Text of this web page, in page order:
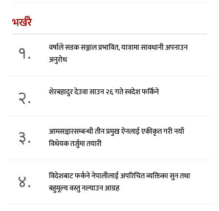
भर्खरै
१.
वर्षाले सडक सञ्जाल प्रभावित, यात्रामा सावधानी अपनाउन
अनुरोध
२. शेरबहादुर देउवा साउन २६ गते स्वदेश फर्किने
३.
आमसञ्चारसम्बन्धी तीन प्रमुख ऐनलाई एकीकृत गरी नयाँ
विधेयक तर्जुमा तयारी
४.
विदेशबाट फर्कने नेपालीलाई अपरिचित व्यक्तिका सुन तथा
बहुमूल्य वस्तु नल्याउन आग्रह